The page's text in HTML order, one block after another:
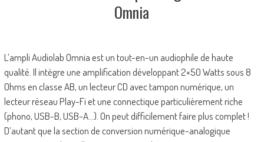
Omnia
L’ampli Audiolab Omnia est un tout-en-un audiophile de haute
qualité. Il intègre une amplification développant 2×50 Watts sous 8
Ohms en classe AB, un lecteur CD avec tampon numérique, un
lecteur réseau Play-Fi et une connectique particulièrement riche
(phono, USB-B, USB-A…). On peut difficilement faire plus complet !
D’autant que la section de conversion numérique-analogique